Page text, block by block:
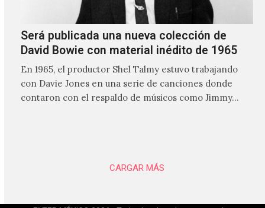
Será publicada una nueva colección de
David Bowie con material inédito de 1965
En 1965, el productor Shel Talmy estuvo trabajando
con Davie Jones en una serie de canciones donde
contaron con el respaldo de músicos como Jimmy…
CARGAR MÁS